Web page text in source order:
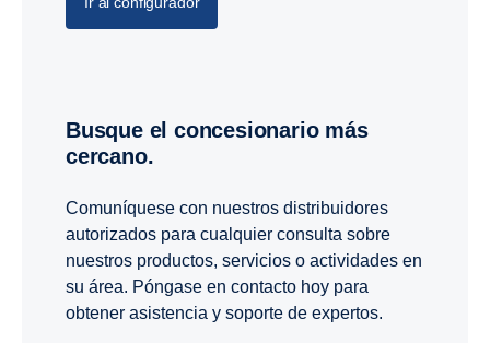
Busque el concesionario más
cercano.
Comuníquese con nuestros distribuidores
autorizados para cualquier consulta sobre
nuestros productos, servicios o actividades en
su área. Póngase en contacto hoy para
obtener asistencia y soporte de expertos.